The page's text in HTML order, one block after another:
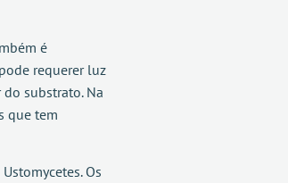
é
requerer luz
substrato. Na
que tem
Os